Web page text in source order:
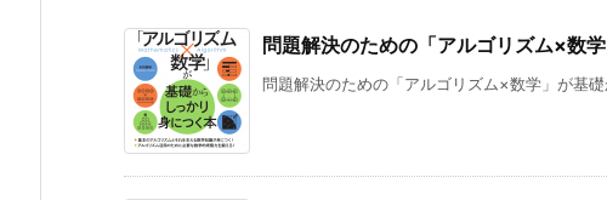
問題解決のための「アルゴリズム×数
問題解決のための「アルゴリズム×数学」が基